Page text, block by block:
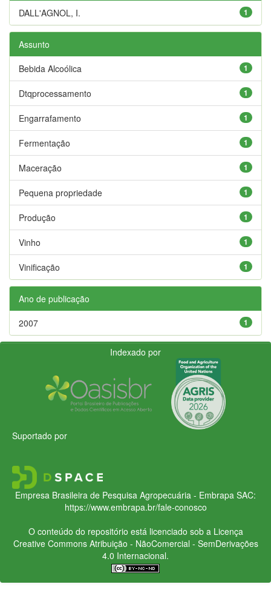
1
DALL'AGNOL, I.
Assunto
1
Bebida Alcoólica
1
Dtqprocessamento
1
Engarrafamento
1
Fermentação
1
Maceração
1
Pequena propriedade
1
Produção
1
Vinho
1
Vinificação
Ano de publicação
1
2007
Indexado por
Suportado por
Empresa Brasileira de Pesquisa Agropecuária - Embrapa SAC:
https://www.embrapa.br/fale-conosco
O conteúdo do repositório está licenciado sob a Licença
Creative CommonsAtribuição - NãoComercial - SemDerivações
4.0 Internacional.